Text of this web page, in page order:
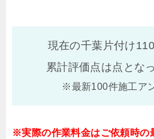
現在の千葉片付け
累計評価点は点とな
※最新100件施工ア
※実際の作業料金はご依頼時の